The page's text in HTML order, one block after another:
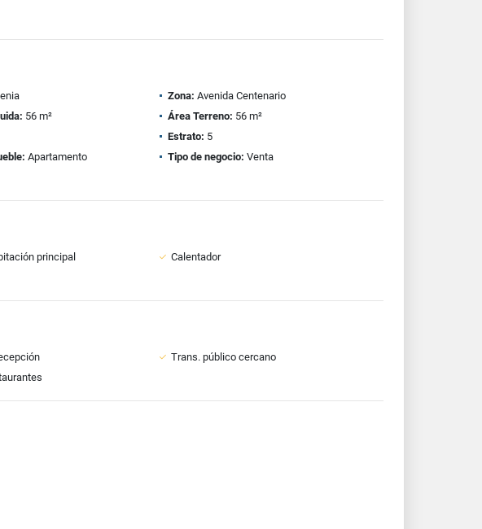
Zona: Avenida Centenario
56 m² Área Terreno: 56 m²
Estrato: 5
Apartamento Tipo de negocio: Venta
principal
Calentador
Trans. público cercano